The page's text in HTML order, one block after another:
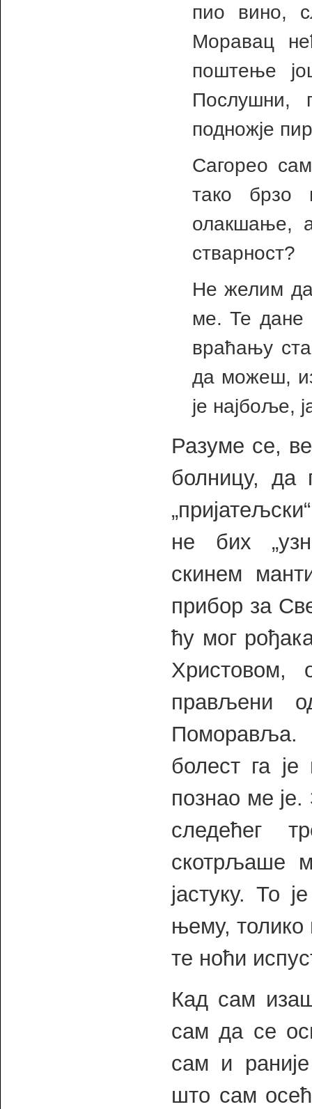
пио вино,
Моравац
поштење
Послушни,
подножје
Сагорео
тако брзо
олакшање,
стварност?
Не желим
ме. Те дане
враћању
да можеш,
је најбоље,
Разуме се,
болницу,
не бих
скинем
прибор за
ћу мог
Христовом,
прављени
Поморавља.
болест га
познао ме
следећег
скотрљаше
јастуку. То
њему, толико
те ноћи
Кад сам
сам да се
сам и
што сам